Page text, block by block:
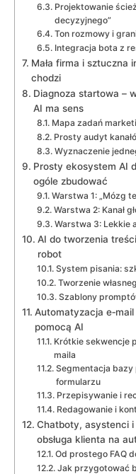
Projektowanie
decyzyjnego”
Ton rozmowy i
Integracja bota z
Mała firma i sztuczna
chodzi
Diagnoza startowa –
AI ma sens
Mapa zadań
Prosty audyt
Wyznaczenie
Prosty ekosystem AI
ogóle zbudować
Warstwa 1: „Mózg
Warstwa 2: Kanał
Warstwa 3: Lekkie
AI do tworzenia
robot
System pisania:
Tworzenie
Szablony
Automatyzacja
pomocą AI
Krótkie sekwencje
maila
Segmentacja
formularzu
Przepisywanie i
Redagowanie i
Chatboty, asystenci
obsługa klienta na
Od prostego FAQ
Jak przygotować